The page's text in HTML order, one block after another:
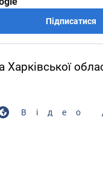
Підписатися
Відео